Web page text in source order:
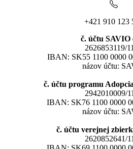
+421 910 123
č. účtu SAVIO
2626853119/
IBAN: SK55 1100 0000
názov účtu:
č. účtu programu
2942010009/
IBAN: SK76 1100 0000
názov účtu:
č. účtu verejnej
2620852641/